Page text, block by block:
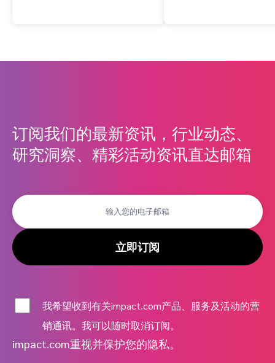
订阅我们的最新资讯，行业动态、
研究洞察、精彩活动资讯直达邮箱
立即订阅
我希望收到有关impact.com产品、服务及活动的营
销通讯。我可以随时取消订阅。
impact.com重视并保护您的隐私。